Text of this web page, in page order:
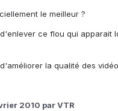
le meilleur ?
ce flou qui apparait
la qualité des
2010 par VTR